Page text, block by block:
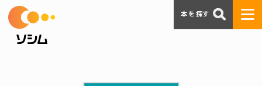
本を探す